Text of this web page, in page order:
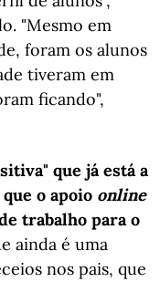
"Mesmo em
foram os alunos
tiveram em
ficando",
que já está a
o apoio online
trabalho para o
ainda é uma
nos pais, que